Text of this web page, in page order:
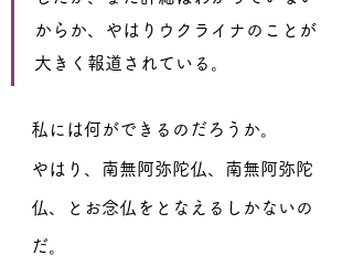
からか、やはりウクライナのことが
大きく報道されている。
私には何ができるのだろうか。
やはり、南無阿弥陀仏、南無阿弥陀
仏、とお念仏をとなえるしかないの
だ。